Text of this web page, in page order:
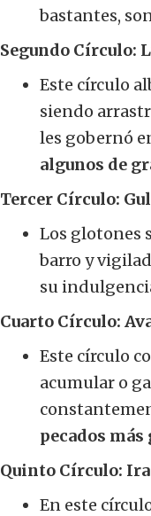
bastantes,
Segundo Círculo:
Este círculo
siendo
les gobernó
algunos de
Tercer Círculo:
Los glotones
barro y
su
Cuarto Círculo:
Este círculo
acumular o
pecados
Quinto Círculo:
En este